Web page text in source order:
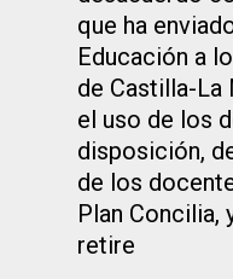
que ha
Educación a
de Castilla-La
el uso de los
disposición,
de los
Plan Concilia,
retire